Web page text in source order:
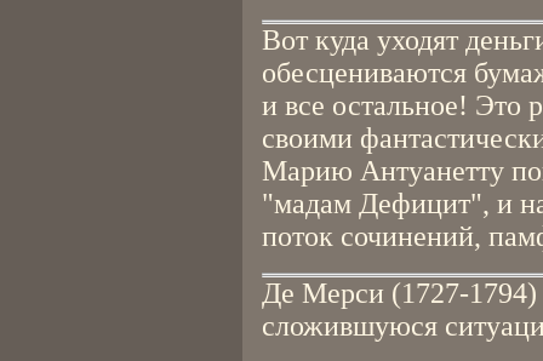
Вот куда уходят
обесцениваются
и все остальное! Это
своими
Марию Антуанетту
"мадам Дефицит", и
поток сочинений,
Де Мерси (1727-1794)
сложившуюся